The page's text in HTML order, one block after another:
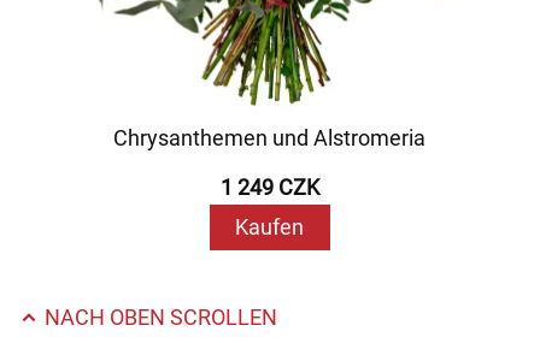
Chrysanthemen und Alstromeria
1 249 CZK
Kaufen
NACH OBEN SCROLLEN